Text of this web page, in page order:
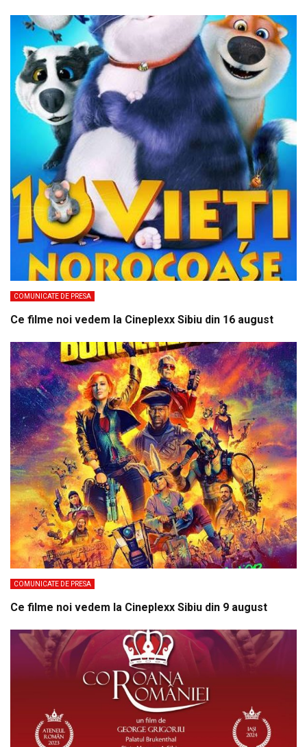
COMUNICATE DE PRESA
Ce filme noi vedem la Cineplexx Sibiu din 16 august
COMUNICATE DE PRESA
Ce filme noi vedem la Cineplexx Sibiu din 9 august